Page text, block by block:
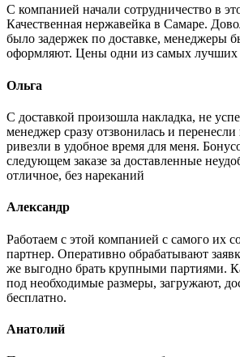
С компанией начали сотрудничество в
Качественная нержавейка в Самаре.
было задержек по доставке, менеджеры
оформляют. Цены одни из самых лучших
Ольга
С доставкой произошла накладка, не
менеджер сразу отзвонилась и
ривезли в удобное время для меня.
следующем заказе за доставленные
отличное, без нареканий
Александр
Работаем с этой компанией с самого их
партнер. Оперативно обрабатывают
же выгодно брать крупными партиями.
под необходимые размеры, загружают,
бесплатно.
Анатолий